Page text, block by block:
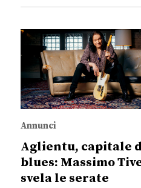
Annunci
Aglientu, capitale
blues: Massimo
svela le serate